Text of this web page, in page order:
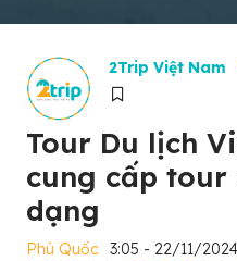
2Trip Việt Nam
Tour Du lịch
cung cấp tour
dạng
Phú Quốc 3:05 - 22/11/2024